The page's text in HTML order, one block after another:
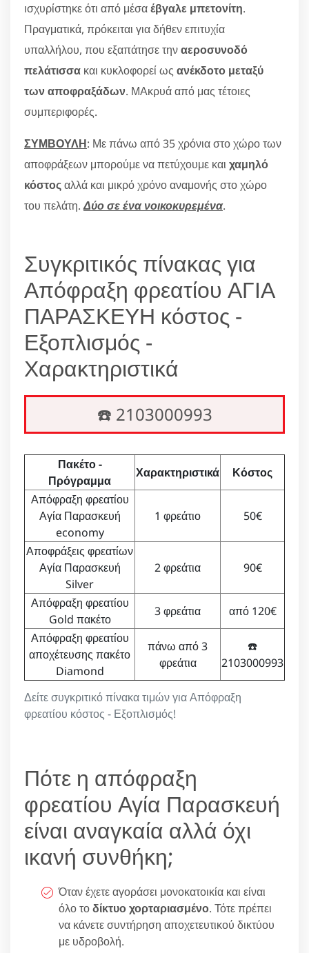
ισχυρίστηκε ότι από μέσαέβγαλε μπετονίτη.
Πραγματικά, πρόκειται για δήθεν επιτυχία
υπαλλήλου, που εξαπάτησε τηναεροσυνοδό
πελάτισσα και κυκλοφορεί ως ανέκδοτο μεταξύ
των αποφραξάδων. ΜΑκρυά από μας τέτοιες
συμπεριφορές.
ΣΥΜΒΟΥΛΗ: Με πάνω από 35 χρόνια στο χώρο των
αποφράξεων μπορούμε να πετύχουμε και χαμηλό
κόστοςαλλά και μικρό χρόνο αναμονής στο χώρο
του πελάτη.Δύο σε ένα νοικοκυρεμένα.
Συγκριτικός πίνακας για
Απόφραξη φρεατίου ΑΓΙΑ
ΠΑΡΑΣΚΕΥΗ κόστος -
Εξοπλισμός -
Χαρακτηριστικά
☎️ 2103000993
Δείτε συγκριτικό πίνακα τιμών για Απόφραξη
φρεατίου κόστος - Εξοπλισμός!
Πακέτο -
Πρόγραμμα
Χαρακτηριστικά
Κόστος
Απόφραξη φρεατίου
Αγία Παρασκευή
economy
1 φρεάτιο 50€
Αποφράξεις φρεατίων
Αγία Παρασκευή
Silver
2 φρεάτια 90€
Απόφραξη φρεατίου
Gold πακέτο
3 φρεάτια
από 120€
Απόφραξη φρεατίου
αποχέτευσης πακέτο
Diamond
πάνω από 3
φρεάτια
☎️
2103000993
Πότε η απόφραξη
φρεατίου Αγία Παρασκευή
είναι αναγκαία αλλά όχι
ικανή συνθήκη;
Όταν έχετε αγοράσει μονοκατοικία και είναι
όλο τοδίκτυο χορταριασμένο. Τότε πρέπει
να κάνετε συντήρηση αποχετευτικού δικτύου
με υδροβολή.